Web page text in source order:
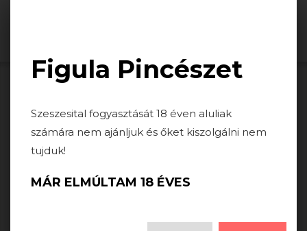
Figula Pincészet
Szeszesital fogyasztását 18 éven aluliak
számára nem ajánljuk és őket kiszolgálni nem
tujduk!
MÁR ELMÚLTAM 18 ÉVES